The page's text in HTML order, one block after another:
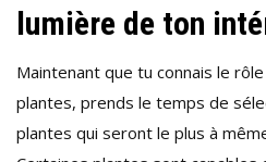
lumière de ton
Maintenant que tu connais le
plantes, prends le temps de
plantes qui seront le plus à